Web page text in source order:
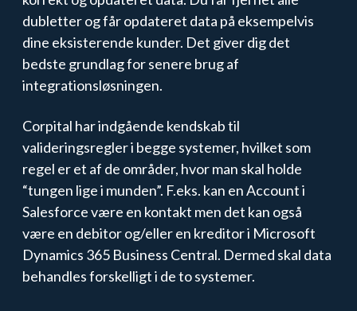
dubletter og får opdateret data på eksempelvis
dine eksisterende kunder. Det giver dig det
bedste grundlag for senere brug af
integrationsløsningen.
Corpital har indgående kendskab til
valideringsregler i begge systemer, hvilket som
regel er et af de områder, hvor man skal holde
“tungen lige i munden”. F.eks. kan en Account i
Salesforce være en kontakt men det kan også
være en debitor og/eller en kreditor i Microsoft
Dynamics 365 Business Central. Dermed skal data
behandles forskelligt i de to systemer.